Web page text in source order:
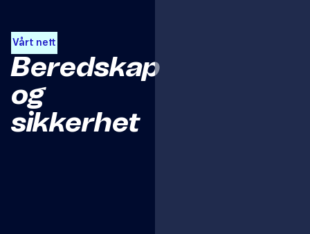
Vårt nett
Beredskap
og
sikkerhet